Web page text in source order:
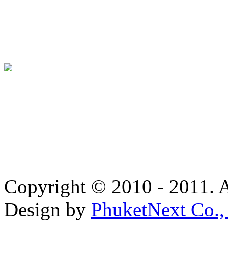
Copyright © 2010 - 2011.
Design by PhuketNext